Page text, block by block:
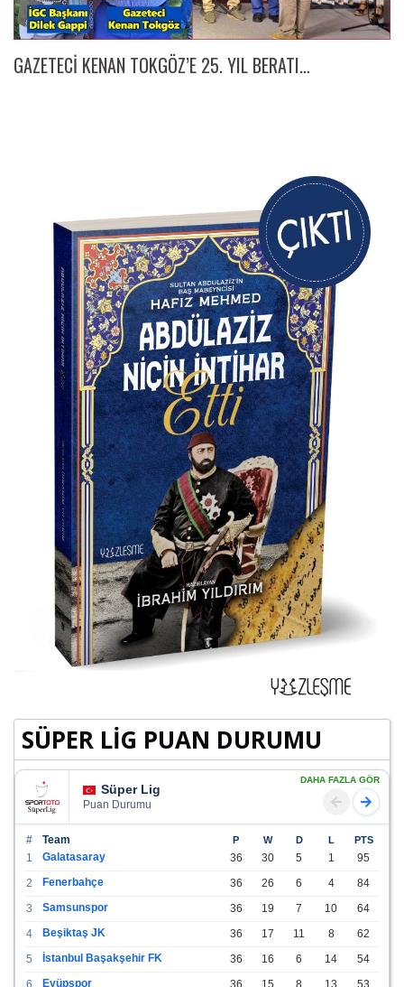
GAZETECİ KENAN TOKGÖZ’E 25. YIL BERATI…
SÜPER LİG PUAN DURUMU
Süper Lig
Puan Durumu
DAHA FAZLA GÖR
# Team P W D L PTS
1 Galatasaray 36 30 5 1
95
2
Fenerbahçe 36 26 6 4
84
3
Samsunspor 36 19 7 10
64
4
Beşiktaş JK 36 17 11 8
62
5
İstanbul Başakşehir FK 36 16 6 14
54
6
Eyüpspor 36 15 8 13 53